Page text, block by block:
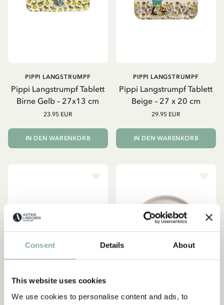
Consent Details About
This website uses cookies
We use cookies to personalise content and ads, to
Pippi Langstrumpf Tablett
Birne Gelb – 27x13 cm
PIPPI LANGSTRUMPF
23.95 EUR
IN DEN WARENKORB
Pippi Langstrumpf Tablett
Beige – 27 x 20 cm
PIPPI LANGSTRUMPF
29.95 EUR
IN DEN WARENKORB